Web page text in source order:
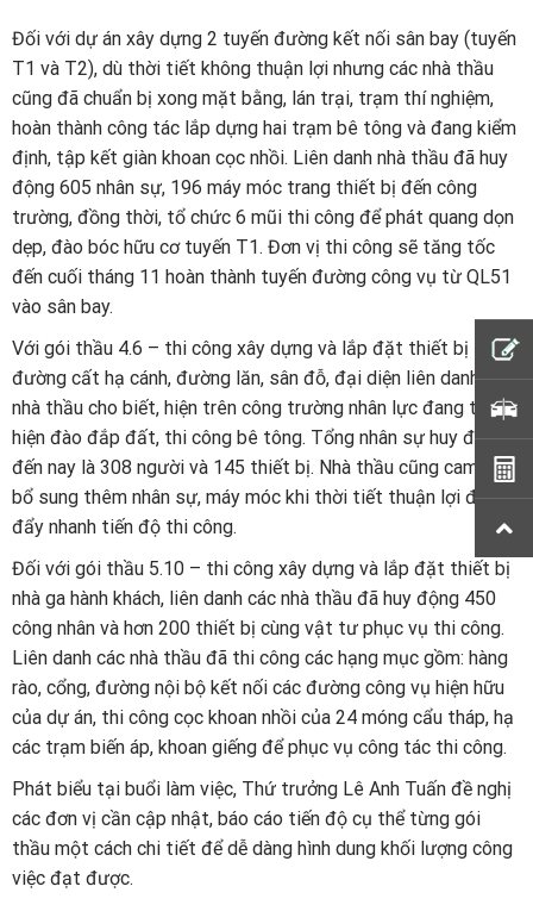
Đối với dự án xây dựng2 tuyến đường kết nối sân bay (tuyến
T1 và T2), dù thời tiết không thuận lợi nhưng các nhà thầu
cũng đã chuẩn bị xong mặt bằng, lán trại, trạm thí nghiệm,
hoàn thành công tác lắp dựng hai trạm bê tông và đang kiểm
định, tập kết giàn khoan cọc nhồi. Liên danh nhà thầu đã huy
động 605 nhân sự, 196 máy móc trang thiết bị đến công
trường, đồng thời, tổ chức 6 mũi thi công để phát quang dọn
dẹp, đào bóc hữu cơ tuyến T1. Đơn vị thi công sẽ tăng tốc
đến cuối tháng 11 hoàn thành tuyến đường công vụ từ QL51
vào sân bay.
Với gói thầu 4.6 – thi công xây dựng và lắp đặt thiết bị
đường cất hạ cánh, đường lăn, sân đỗ, đại diện liên danh các
nhà thầu cho biết, hiện trên công trường nhân lực đang thực
hiện đào đắp đất, thi công bê tông. Tổng nhân sự huy động
đến nay là 308 người và 145 thiết bị. Nhà thầu cũng cam kết
bổ sung thêm nhân sự, máy móc khi thời tiết thuận lợi để
đẩy nhanh tiến độ thi công.
Đối với gói thầu 5.10 – thi công xây dựng và lắp đặt thiết bị
nhà ga hành khách, liên danh các nhà thầu đã huy động 450
công nhân và hơn 200 thiết bị cùng vật tư phục vụ thi công.
Liên danh các nhà thầu đã thi công các hạng mục gồm: hàng
rào, cổng, đường nội bộ kết nối các đường công vụ hiện hữu
của dự án, thi công cọc khoan nhồi của 24 móng cẩu tháp, hạ
các trạm biến áp, khoan giếng để phục vụ công tác thi công.
Phát biểu tại buổi làm việc, Thứ trưởng Lê Anh Tuấn đề nghị
các đơn vị cần cập nhật, báo cáo tiến độ cụ thể từng gói
thầu một cách chi tiết để dễ dàng hình dung khối lượng công
việc đạt được.